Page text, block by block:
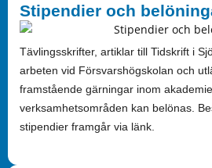
Stipendier och
Tävlingsskrifter, artiklar till Tidskrift i
arbeten vid Försvarshögskolan och
framstående gärningar inom
verksamhetsområden kan belönas.
stipendier framgår via länk.